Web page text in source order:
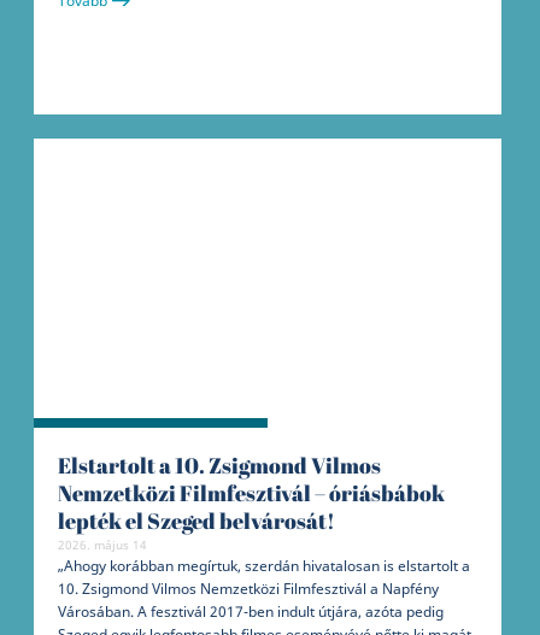
Elstartolt a 10. Zsigmond Vilmos
Nemzetközi Filmfesztivál – óriásbábok
lepték el Szeged belvárosát!
2026. május 14
„Ahogy korábban megírtuk, szerdán hivatalosan is elstartolt a
10. Zsigmond Vilmos Nemzetközi Filmfesztivál a Napfény
Városában. A fesztivál 2017-ben indult útjára, azóta pedig